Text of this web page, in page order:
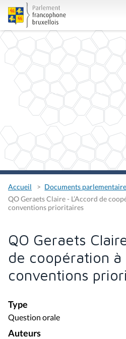
Accueil
Documents
QO Geraets Claire - L’Accord de
conventions prioritaires
QO Geraets
de coopération à
conventions
Type
Question orale
Auteurs